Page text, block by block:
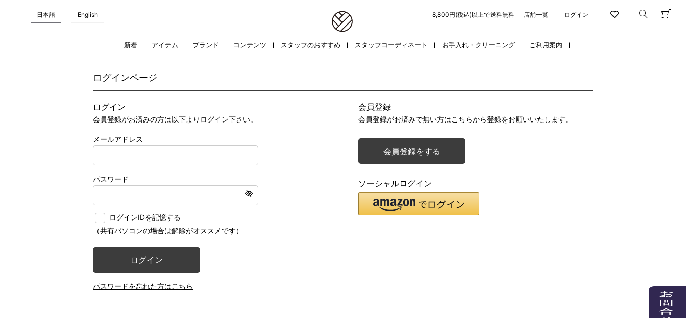
日本語 English ログイン
8,800円(税込)以上で送料無料 店舗一覧
新着 アイテム ブランド コンテンツ スタッフのおすすめ スタッフコーディネート お手入れ・クリーニング ご利用案内
ログインページ
ログイン
会員登録がお済みの方は以下よりログイン下さい。
メールアドレス
パスワード
ログインIDを記憶する
（共有パソコンの場合は解除がオススメです）
ログイン
パスワードを忘れた方はこちら
会員登録
会員登録がお済みで無い方はこちらから登録をお願いいたします。
会員登録をする
ソーシャルログイン